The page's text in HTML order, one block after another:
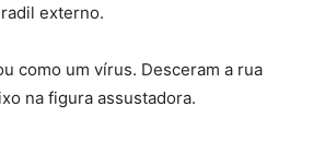
externo.
como um vírus. Desceram a rua
na figura assustadora.